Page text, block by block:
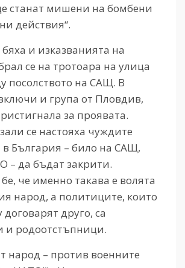
станат мишени на бомбени
действия“.
и изказванията на
се на тротоара на улица
посолството на САЩ. В
и група от Пловдив,
за проявата.
се настояха чуждите
в България – било на САЩ,
– да бъдат закрити.
че именно такава е волята
народ, а политиците, които
друго, са
родоотстъпници.
народ – против военните